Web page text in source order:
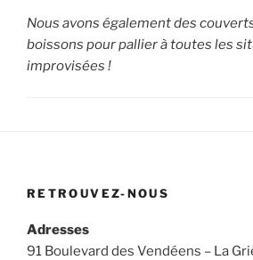
Nous avons également des
boissons pour pallier à toutes les
improvisées !
RETROUVEZ-NOUS
Adresses
91 Boulevard des Vendéens – La